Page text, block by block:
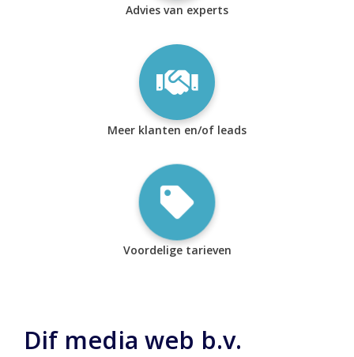
Advies van experts
Meer klanten en/of leads
Voordelige tarieven
Dif media web b.v.